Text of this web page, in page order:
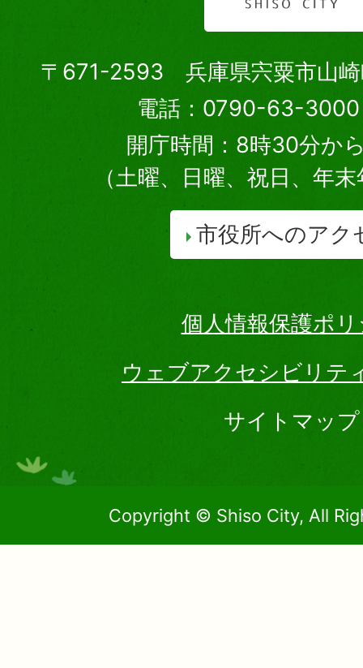
〒671-2593 兵庫県宍粟市山崎
電話：0790-63-3000
開庁時間：8時30分か
（土曜、日曜、祝日、年
市役所へのアク
個人情報保護ポ
ウェブアクセシビリテ
サイトマップ
Copyright © Shiso City, All